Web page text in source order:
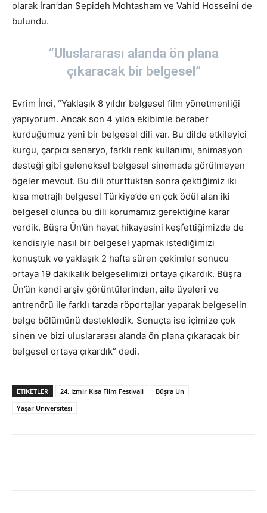
olarak İran’dan Sepideh Mohtasham ve Vahid Hosseini de
bulundu.
“Uluslararası alanda ön plana
çıkaracak bir belgesel”
Evrim İnci, “Yaklaşık 8 yıldır belgesel film yönetmenliği
yapıyorum. Ancak son 4 yılda ekibimle beraber
kurduğumuz yeni bir belgesel dili var. Bu dilde etkileyici
kurgu, çarpıcı senaryo, farklı renk kullanımı, animasyon
desteği gibi geleneksel belgesel sinemada görülmeyen
ögeler mevcut. Bu dili oturttuktan sonra çektiğimiz iki
kısa metrajlı belgesel Türkiye’de en çok ödül alan iki
belgesel olunca bu dili korumamız gerektiğine karar
verdik. Büşra Ün’ün hayat hikayesini keşfettiğimizde de
kendisiyle nasıl bir belgesel yapmak istediğimizi
konuştuk ve yaklaşık 2 hafta süren çekimler sonucu
ortaya 19 dakikalık belgeselimizi ortaya çıkardık. Büşra
Ün’ün kendi arşiv görüntülerinden, aile üyeleri ve
antrenörü ile farklı tarzda röportajlar yaparak belgeselin
belge bölümünü destekledik. Sonuçta ise içimize çok
sinen ve bizi uluslararası alanda ön plana çıkaracak bir
belgesel ortaya çıkardık” dedi.
ETİKETLER 24. İzmir Kısa Film Festivali
Büşra Ün
Yaşar Üniversitesi